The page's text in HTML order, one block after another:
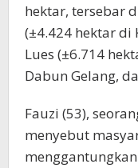
hektar, tersebar
(±4.424 hektar di
Lues (±6.714
Dabun Gelang,
Fauzi (53),
menyebut